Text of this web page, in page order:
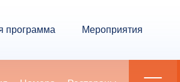
программа Мероприятия